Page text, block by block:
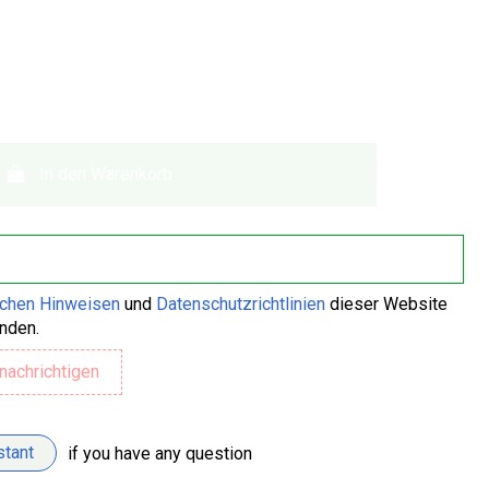
Hinweisen und Datenschutzrichtlinien dieser Website
if you have any question